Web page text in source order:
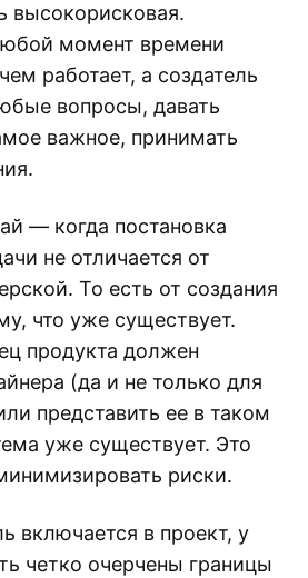
высокорисковая.
момент времени
работает, а создатель
вопросы, давать
важное, принимать
— когда постановка
не отличается от
То есть от создания
что уже существует.
продукта должен
(да и не только для
представить ее в таком
уже существует. Это
риски.
включается в проект, у
четко очерчены границы